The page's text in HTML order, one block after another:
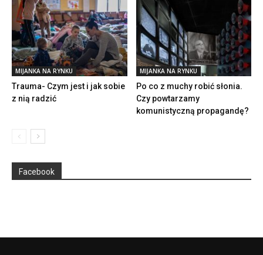
MIJANKA NA RYNKU
Trauma- Czym jest i jak sobie
z nią radzić
MIJANKA NA RYNKU
Po co z muchy robić słonia.
Czy powtarzamy
komunistyczną propagandę?
Facebook